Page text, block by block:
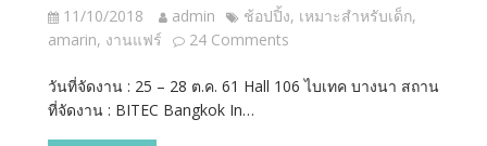
11/10/2018 admin ช้อปปิ้ง, เหมาะสำหรับเด็ก,
amarin, งานแฟร์ 24 Comments
วันที่จัดงาน : 25 – 28 ต.ค. 61 Hall 106 ไบเทค บางนา สถาน
ที่จัดงาน : BITEC Bangkok In…